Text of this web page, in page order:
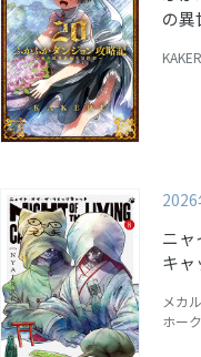
の異
ニャ
キャ
メカ
ホー